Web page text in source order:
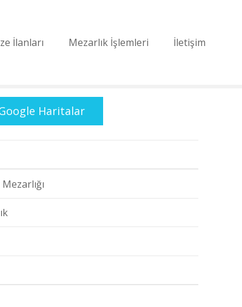
İlanları Mezarlık İşlemleri İletişim
Haritalar